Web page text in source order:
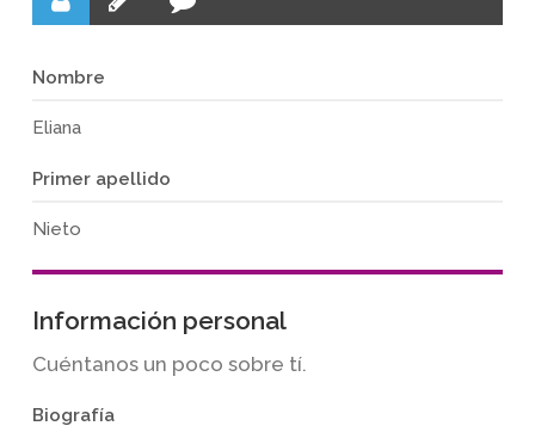
Nombre
Eliana
Primer apellido
Nieto
Información personal
Cuéntanos un poco sobre tí.
Biografía